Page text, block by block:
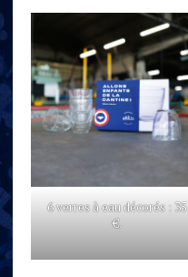
6 verres à eau décorés : 35
€.